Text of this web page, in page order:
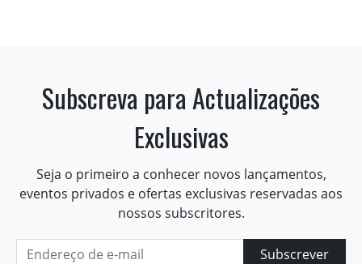
Subscreva para Actualizações
Exclusivas
Seja o primeiro a conhecer novos lançamentos,
eventos privados e ofertas exclusivas reservadas aos
nossos subscritores.
Subscrever